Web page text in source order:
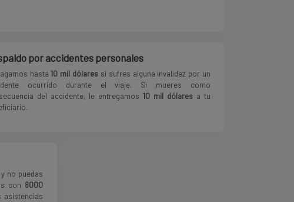
por accidentes personales
hasta10 mil dólares si sufres alguna invalidez por un
ocurrido durante el viaje. Si mueres como
del accidente, le entregamos 10 mil dólares a tu
no puedas
con 8000
asistencias